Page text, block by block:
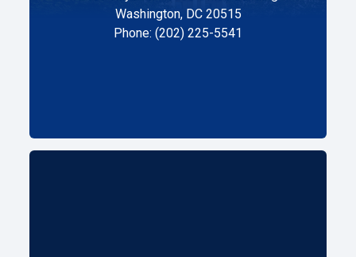
Washington, DC 20515
Phone: (202) 225-5541